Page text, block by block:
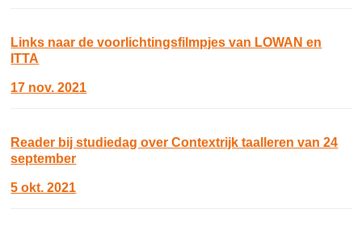
Links naar de voorlichtingsfilmpjes van LOWAN en
ITTA
17 nov. 2021
Reader bij studiedag over Contextrijk taalleren van 24
september
5 okt. 2021